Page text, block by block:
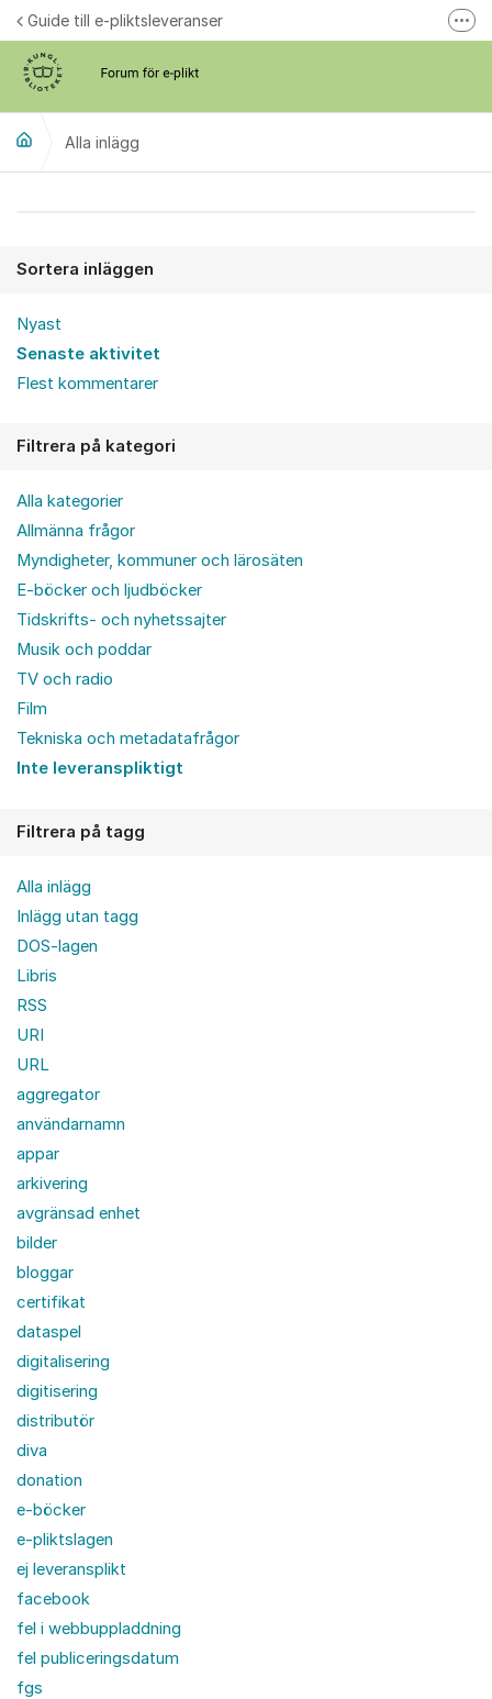
Hoppa till innehåll
Guide till e-pliktsleveranser
Alla inlägg
Sortera inläggen
Nyast
Senaste aktivitet
Flest kommentarer
Filtrera på kategori
Alla kategorier
Allmänna frågor
Myndigheter, kommuner och lärosäten
E-böcker och ljudböcker
Tidskrifts- och nyhetssajter
Musik och poddar
TV och radio
Film
Tekniska och metadatafrågor
Inte leveranspliktigt
Filtrera på tagg
Alla inlägg
Inlägg utan tagg
DOS-lagen
Libris
RSS
URI
URL
aggregator
användarnamn
appar
arkivering
avgränsad enhet
bilder
bloggar
certifikat
dataspel
digitalisering
digitisering
distributör
diva
donation
e-böcker
e-pliktslagen
ej leveransplikt
facebook
fel i webbuppladdning
fel publiceringsdatum
fgs